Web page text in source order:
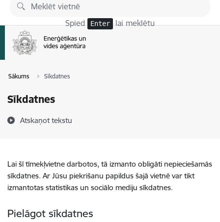
Pāriet uz lapas saturu
Spied Enter lai meklētu
Sākums Sīkdatnes
Sīkdatnes
Atskaņot tekstu
Lai šī tīmekļvietne darbotos, tā izmanto obligāti nepieciešamās
sīkdatnes. Ar Jūsu piekrišanu papildus šajā vietnē var tikt
izmantotas statistikas un sociālo mediju sīkdatnes.
Pielāgot sīkdatnes